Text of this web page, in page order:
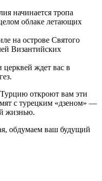
начинается тропа
облаке летающих
на острове Святого
Византийских
церквей ждет вас в
откроют вам эти
с турецким «дзеном» —
жизнью.
обдумаем ваш будущий